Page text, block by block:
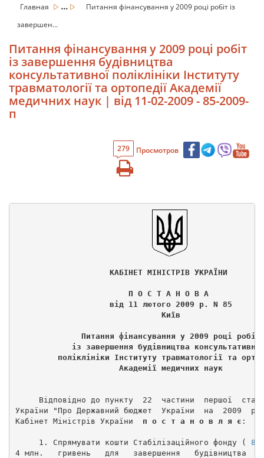
Главная ...
Питання фінансування у 2009 році робіт із
завершен...
Питання фінансування у 2009 році робіт
із завершення будівництва
консультативної поліклініки Інституту
травматології та ортопедії Академії
медичних наук | від 11-02-2009 - 85-2009-
п
279 Просмотров
                    КАБІНЕТ МІНІСТРІВ УКРАЇНИ
                        П О С Т А Н О В А
                    від 11 лютого 2009 р. N 85
                               Київ
Питання фінансування у 2009 році
із завершення будівництва
поліклініки Інституту травматології та
                      Академії медичних наук
Відповідно до пункту  22  частини  першої
України "Про Державний бюджет  України  на  2009
Кабінет Міністрів України п о с т а н о в л я є :
     1. Спрямувати кошти Стабілізаційного фонду (
4 млн.   гривень   для   завершення   будівництва